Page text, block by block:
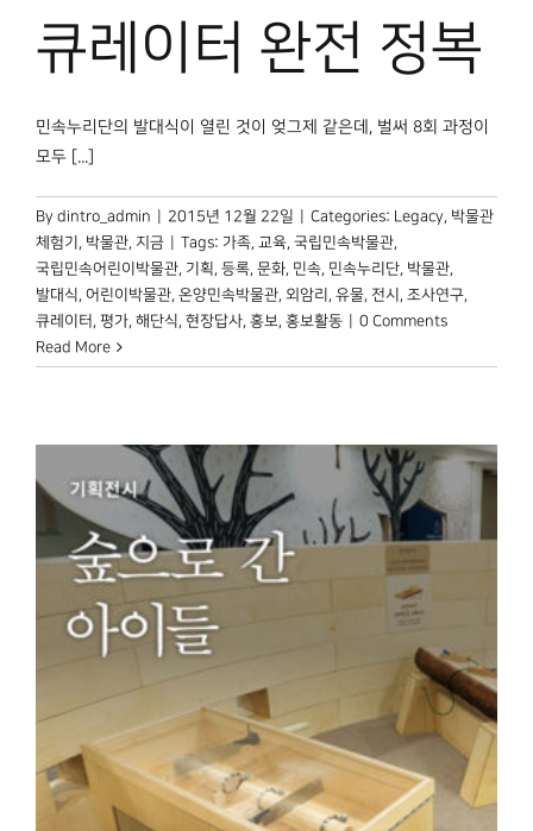
큐레이터 완전 정복
민속누리단의 발대식이 열린 것이 엊그제 같은데, 벌써 8회 과정이
모두 [...]
By dintro_admin 2015년 12월 22일 Categories: Legacy, 박물관
체험기 , 박물관, 지금 Tags: 가족, 교육, 국립민속박물관,
국립민속어린이박물관, 기획, 등록, 문화, 민속, 민속누리단, 박물관,
발대식, 어린이박물관, 온양민속박물관, 외암리 , 유물, 전시 , 조사연구,
큐레이터 , 평가, 해단식, 현장답사, 홍보, 홍보활동
0 Comments
Read More